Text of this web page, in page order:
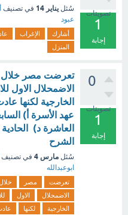
تصويتات
1
إجابة
سُئل يناير 14 في تصنيف
عبود
أشارك الإغراب
المنزل
0
تصويتات
1
إجابة
تعرضت مصر
الاضمحلال الاول
الخارجية لكنها
عهد الأسرة أ)
العاشرة د)
الشرح
سُئل مارس 4 في تصنيف
ابوعبدالله
تعرضت مصر خلال
الاضمحلال
الاول
الخارجية
لكنها